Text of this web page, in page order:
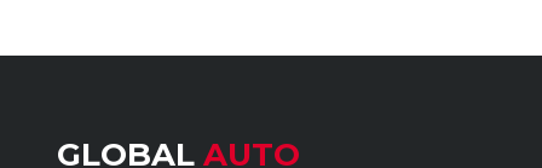
GLOBAL AUTO